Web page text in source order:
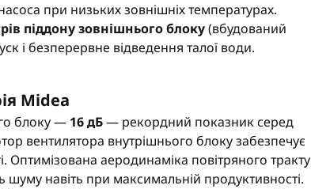
при низьких зовнішніх температурах.
піддону зовнішнього блоку(вбудований
і безперервне відведення талої води.
Midea
блоку — 16 дБ— рекордний показник серед
вентилятора внутрішнього блоку забезпечує
Оптимізована аеродинаміка повітряного тракту
шуму навіть при максимальній продуктивності.